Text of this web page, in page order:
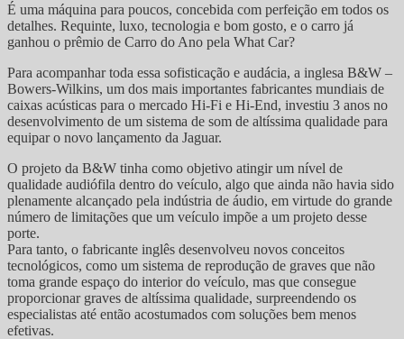
É uma máquina para poucos, concebida com perfeição em todos os
detalhes. Requinte, luxo, tecnologia e bom gosto, e o carro já
ganhou o prêmio de Carro do Ano pela What Car?
Para acompanhar toda essa sofisticação e audácia, a inglesa B&W –
Bowers-Wilkins, um dos mais importantes fabricantes mundiais de
caixas acústicas para o mercado Hi-Fi e Hi-End, investiu 3 anos no
desenvolvimento de um sistema de som de altíssima qualidade para
equipar o novo lançamento da Jaguar.
O projeto da B&W tinha como objetivo atingir um nível de
qualidade audiófila dentro do veículo, algo que ainda não havia sido
plenamente alcançado pela indústria de áudio, em virtude do grande
número de limitações que um veículo impõe a um projeto desse
porte.
Para tanto, o fabricante inglês desenvolveu novos conceitos
tecnológicos, como um sistema de reprodução de graves que não
toma grande espaço do interior do veículo, mas que consegue
proporcionar graves de altíssima qualidade, surpreendendo os
especialistas até então acostumados com soluções bem menos
efetivas.